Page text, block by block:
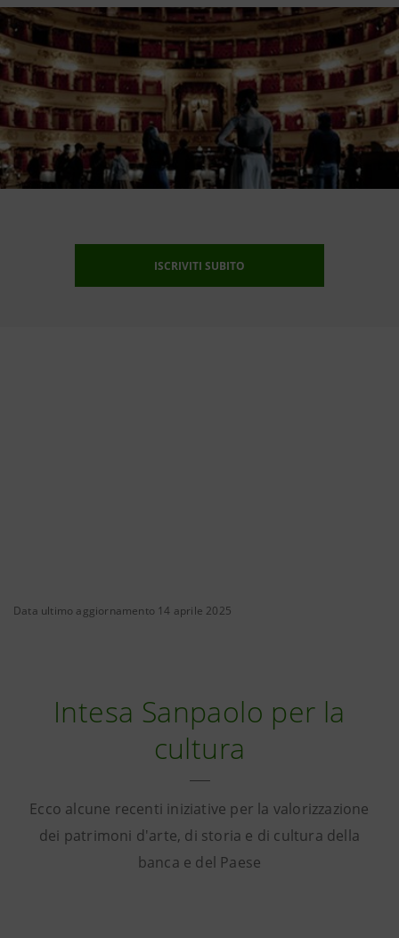
ISCRIVITI SUBITO
Data ultimo aggiornamento 14 aprile 2025
Intesa Sanpaolo per la
cultura
Ecco alcune recenti iniziative per la valorizzazione
dei patrimoni d'arte, di storia e di cultura della
banca e del Paese